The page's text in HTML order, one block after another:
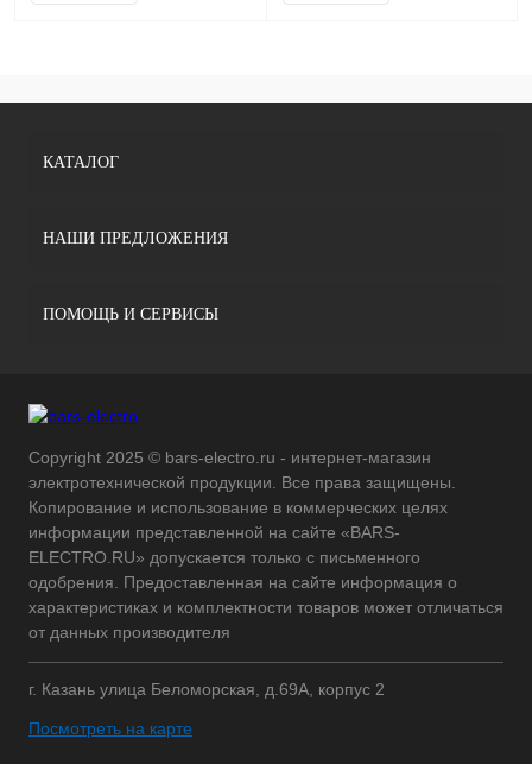
КАТАЛОГ
НАШИ ПРЕДЛОЖЕНИЯ
ПОМОЩЬ И СЕРВИСЫ
Copyright 2025 © bars-electro.ru - интернет-магазин
электротехнической продукции. Все права защищены.
Копирование и использование в коммерческих целях
информации представленной на сайте «BARS-
ELECTRO.RU» допускается только с письменного
одобрения. Предоставленная на сайте информация о
характеристиках и комплектности товаров может отличаться
от данных производителя
г. Казань улица Беломорская, д.69А, корпус 2
Посмотреть на карте